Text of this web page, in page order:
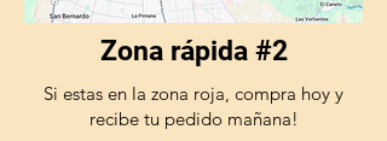
Zona rápida #2
Si estas en la zona roja, compra hoy y
recibe tu pedido mañana!